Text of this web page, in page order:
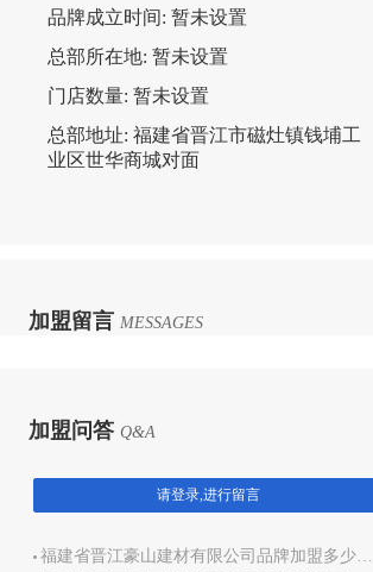
品牌成立时间: 暂未设置
总部所在地: 暂未设置
门店数量: 暂未设置
总部地址: 福建省晋江市磁灶镇钱埔工
业区世华商城对面
加盟留言 MESSAGES
加盟问答 Q&A
请登录,进行留言
福建省晋江豪山建材有限公司品牌加盟多少钱？